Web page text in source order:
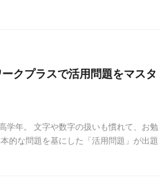
クプラスで活用問題をマスタ
学年。 文字や数字の扱いも慣れて、お勉
的な問題を基にした「活用問題」が出題